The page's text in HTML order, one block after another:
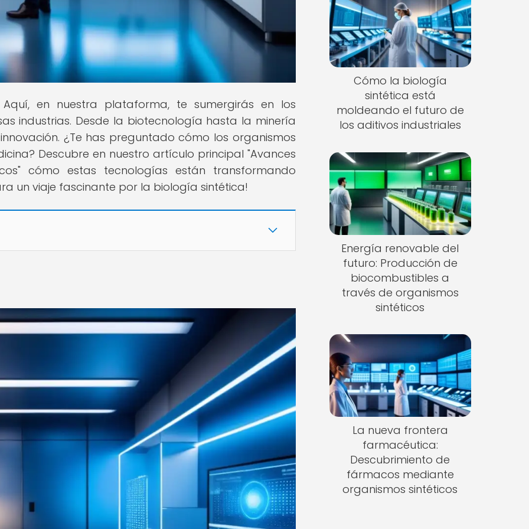
Aquí, en nuestra plataforma, te sumergirás en los
industrias. Desde la biotecnología hasta la minería
¿Te has preguntado cómo los organismos
Descubre en nuestro artículo principal "Avances
cómo estas tecnologías están transformando
un viaje fascinante por la biología sintética!
Cómo la biología
sintética está
moldeando el futuro de
los aditivos industriales
Energía renovable del
futuro: Producción de
biocombustibles a
través de organismos
sintéticos
La nueva frontera
farmacéutica:
Descubrimiento de
fármacos mediante
organismos sintéticos